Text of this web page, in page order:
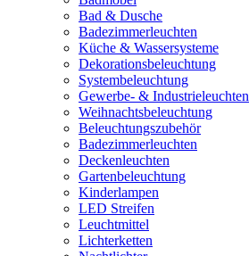
Bad & Dusche
Badezimmerleuchten
Küche & Wassersysteme
Dekorationsbeleuchtung
Systembeleuchtung
Gewerbe- & Industrieleuchten
Weihnachtsbeleuchtung
Beleuchtungszubehör
Badezimmerleuchten
Deckenleuchten
Gartenbeleuchtung
Kinderlampen
LED Streifen
Leuchtmittel
Lichterketten